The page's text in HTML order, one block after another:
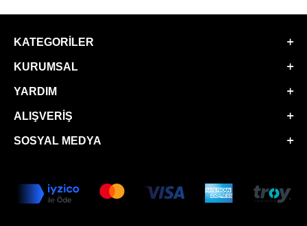
KATEGORILER
KURUMSAL
YARDIM
ALIŞVERIŞ
SOSYAL MEDYA